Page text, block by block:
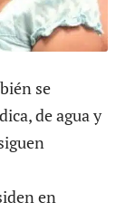
se
de agua y
en